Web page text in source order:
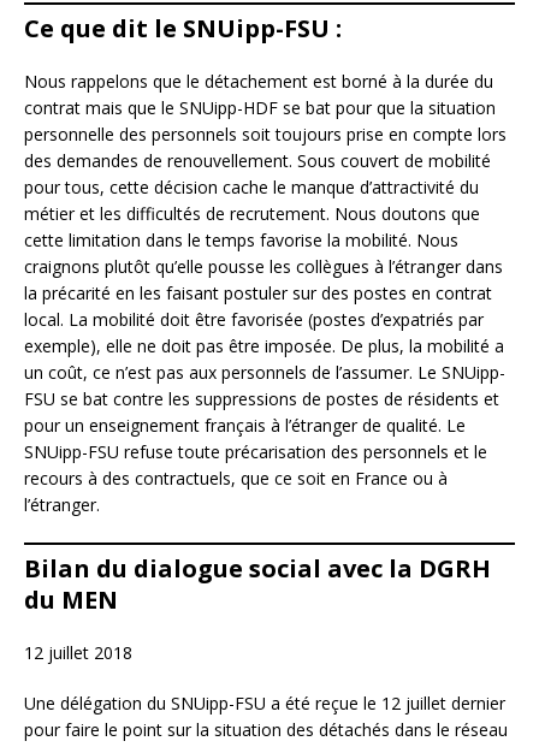
Ce que dit le SNUipp-FSU :
Nous rappelons que le détachement est borné à la durée du
contrat mais que le SNUipp-HDF se bat pour que la situation
personnelle des personnels soit toujours prise en compte lors
des demandes de renouvellement. Sous couvert de mobilité
pour tous, cette décision cache le manque d’attractivité du
métier et les difficultés de recrutement. Nous doutons que
cette limitation dans le temps favorise la mobilité. Nous
craignons plutôt qu’elle pousse les collègues à l’étranger dans
la précarité en les faisant postuler sur des postes en contrat
local. La mobilité doit être favorisée (postes d’expatriés par
exemple), elle ne doit pas être imposée. De plus, la mobilité a
un coût, ce n’est pas aux personnels de l’assumer. Le SNUipp-
FSU se bat contre les suppressions de postes de résidents et
pour un enseignement français à l’étranger de qualité. Le
SNUipp-FSU refuse toute précarisation des personnels et le
recours à des contractuels, que ce soit en France ou à
l’étranger.
Bilan du dialogue social avec la DGRH
du MEN
12 juillet 2018
Une délégation du SNUipp-FSU a été reçue le 12 juillet dernier
pour faire le point sur la situation des détachés dans le réseau